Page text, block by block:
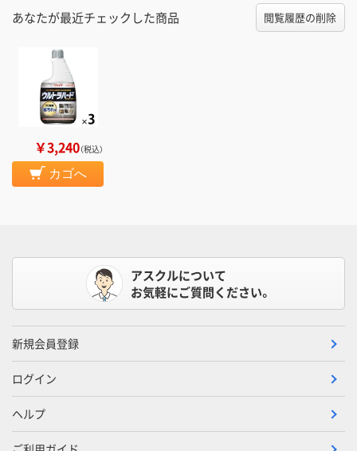
あなたが最近チェックした商品 閲覧履歴の削除
￥3,240（税込）
カゴへ
アスクルについて
お気軽にご質問ください。
新規会員登録
ログイン
ヘルプ